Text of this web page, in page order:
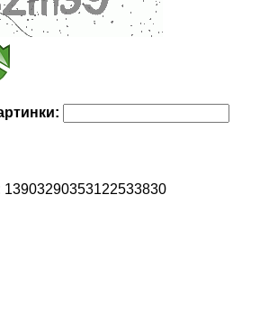
13903290353122533830